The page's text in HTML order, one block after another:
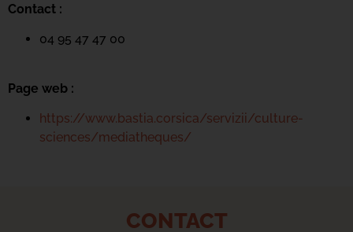
Contact :
04 95 47 47 00
Page web :
https://www.bastia.corsica/servizii/culture-
sciences/mediatheques/
CONTACT